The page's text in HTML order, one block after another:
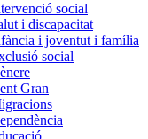
social
i discapacitat
i joventut i família
social
Gran